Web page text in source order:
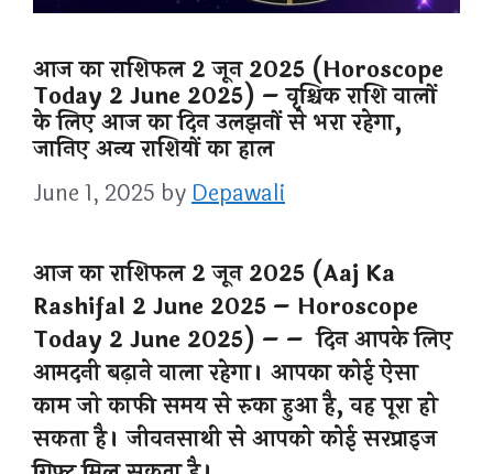
आज का राशिफल 2 जून 2025 (Horoscope
Today 2 June 2025) – वृश्चिक राशि वालों
के लिए आज का दिन उलझनों से भरा रहेगा,
जानिए अन्य राशियों का हाल
June 1, 2025 byDepawali
आज का राशिफल 2 जून 2025 (Aaj Ka
Rashifal 2 June 2025 – Horoscope
Today 2 June 2025) – – दिन आपके लिए
आमदनी बढ़ाने वाला रहेगा। आपका कोई ऐसा
काम जो काफी समय से रुका हुआ है, वह पूरा हो
सकता है। जीवनसाथी से आपको कोई सरप्राइज